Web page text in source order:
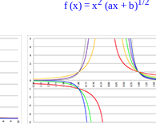
f (x) = x
(ax + b)